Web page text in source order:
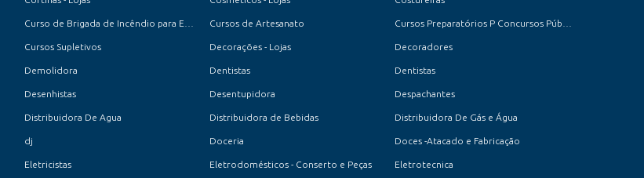
Cursos de Artesanato
Cursos Supletivos Decorações - Lojas Decoradores
Demolidora Dentistas Dentistas
Desenhistas Desentupidora Despachantes
Distribuidora De Agua Distribuidora de Bebidas Distribuidora De Gás e Água
dj Doceria Doces -Atacado e Fabricação
Eletricistas Eletrodomésticos - Conserto e Peças Eletrotecnica